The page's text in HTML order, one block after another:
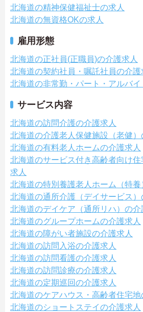
北海道の精神保健福祉士の求人
北海道の無資格OKの求人
雇用形態
北海道の正社員(正職員)の介護求人
北海道の契約社員・嘱託社員の介護
北海道の非常勤・パート・アルバイ
サービス内容
北海道の訪問介護の介護求人
北海道の介護老人保健施設（老健）
北海道の有料老人ホームの介護求人
北海道のサービス付き高齢者向け
求人
北海道の特別養護老人ホーム（特養
北海道の通所介護（デイサービス）
北海道のデイケア（通所リハ）の介
北海道のグループホームの介護求人
北海道の障がい者施設の介護求人
北海道の訪問入浴の介護求人
北海道の訪問看護の介護求人
北海道の訪問診療の介護求人
北海道の定期巡回の介護求人
北海道のケアハウス・高齢者住宅地
北海道のショートステイの介護求人